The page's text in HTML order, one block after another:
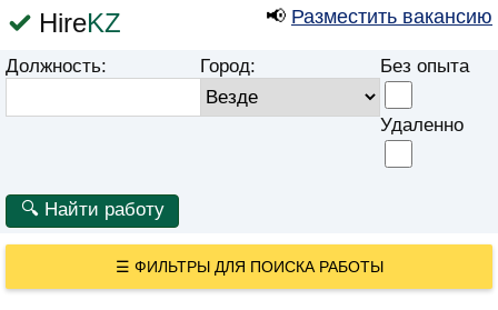
HireKZ 📢 Разместить вакансию
Должность: Город: Без опыта
Удаленно
☰ ФИЛЬТРЫ ДЛЯ ПОИСКА РАБОТЫ